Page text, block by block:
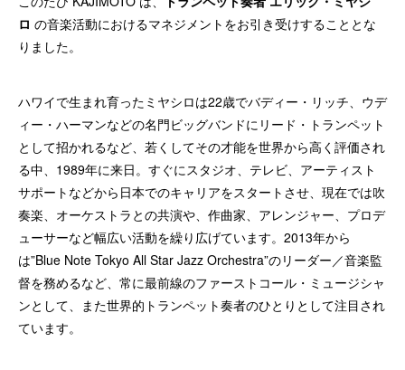
ロ の音楽活動におけるマネジメントをお引き受けすることとな
りました。
ハワイで生まれ育ったミヤシロは22歳でバディー・リッチ、ウデ
ィー・ハーマンなどの名門ビッグバンドにリード・トランペット
として招かれるなど、若くしてその才能を世界から高く評価され
る中、1989年に来日。すぐにスタジオ、テレビ、アーティスト
サポートなどから日本でのキャリアをスタートさせ、現在では吹
奏楽、オーケストラとの共演や、作曲家、アレンジャー、プロデ
ューサーなど幅広い活動を繰り広げています。2013年から
は”Blue Note Tokyo All Star Jazz Orchestra”のリーダー／音楽監
督を務めるなど、常に最前線のファーストコール・ミュージシャ
ンとして、また世界的トランペット奏者のひとりとして注目され
ています。